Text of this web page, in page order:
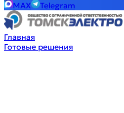
MAX
Telegram
Главная
Готовые решения